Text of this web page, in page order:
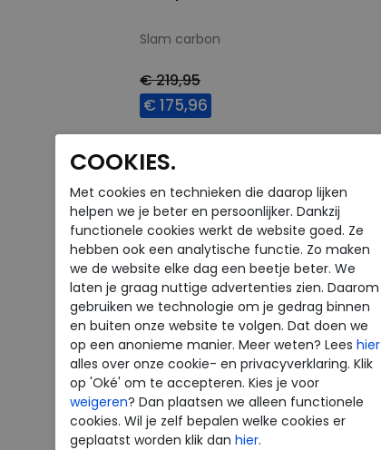
Slam carbon
€ 219,95
€ 175,96
Beschikbare maten
37
COOKIES.
Met cookies en technieken die daarop lijken
helpen we je beter en persoonlijker. Dankzij
functionele cookies werkt de website goed. Ze
hebben ook een analytische functie. Zo maken
we de website elke dag een beetje beter. We
laten je graag nuttige advertenties zien. Daarom
gebruiken we technologie om je gedrag binnen
en buiten onze website te volgen. Dat doen we
op een anonieme manier. Meer weten? Lees hier
alles over onze cookie- en privacyverklaring. Klik
op 'Oké' om te accepteren. Kies je voor
weigeren? Dan plaatsen we alleen functionele
cookies. Wil je zelf bepalen welke cookies er
geplaatst worden klik dan hier.